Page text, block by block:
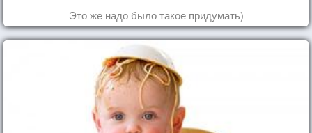
Это же надо было такое придумать)